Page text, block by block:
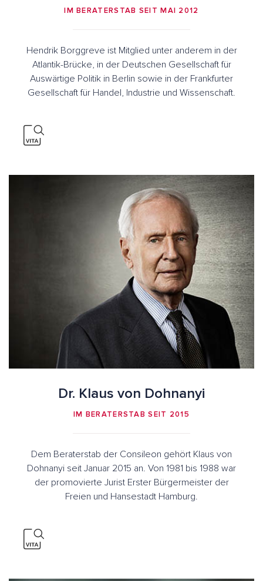
IM BERATERSTAB SEIT MAI 2012
Hendrik Borggreve ist Mitglied unter anderem in der
Atlantik-Brücke, in der Deutschen Gesellschaft für
Auswärtige Politik in Berlin sowie in der Frankfurter
Gesellschaft für Handel, Industrie und Wissenschaft.
Dr. Klaus von Dohnanyi
IM BERATERSTAB SEIT 2015
Dem Beraterstab der Consileon gehört Klaus von
Dohnanyi seit Januar 2015 an. Von 1981 bis 1988 war
der promovierte Jurist Erster Bürgermeister der
Freien und Hansestadt Hamburg.